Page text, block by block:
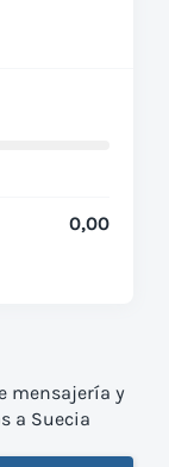
0,00
mensajería y
a Suecia